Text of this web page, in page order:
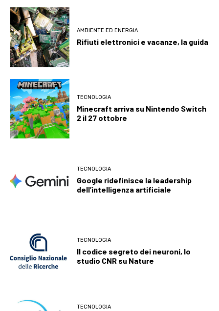
AMBIENTE ED ENERGIA
Rifiuti elettronici e vacanze, la guida
TECNOLOGIA
Minecraft arriva su Nintendo Switch
2 il 27 ottobre
TECNOLOGIA
Google ridefinisce la leadership
dell’intelligenza artificiale
TECNOLOGIA
Il codice segreto dei neuroni, lo
studio CNR su Nature
TECNOLOGIA